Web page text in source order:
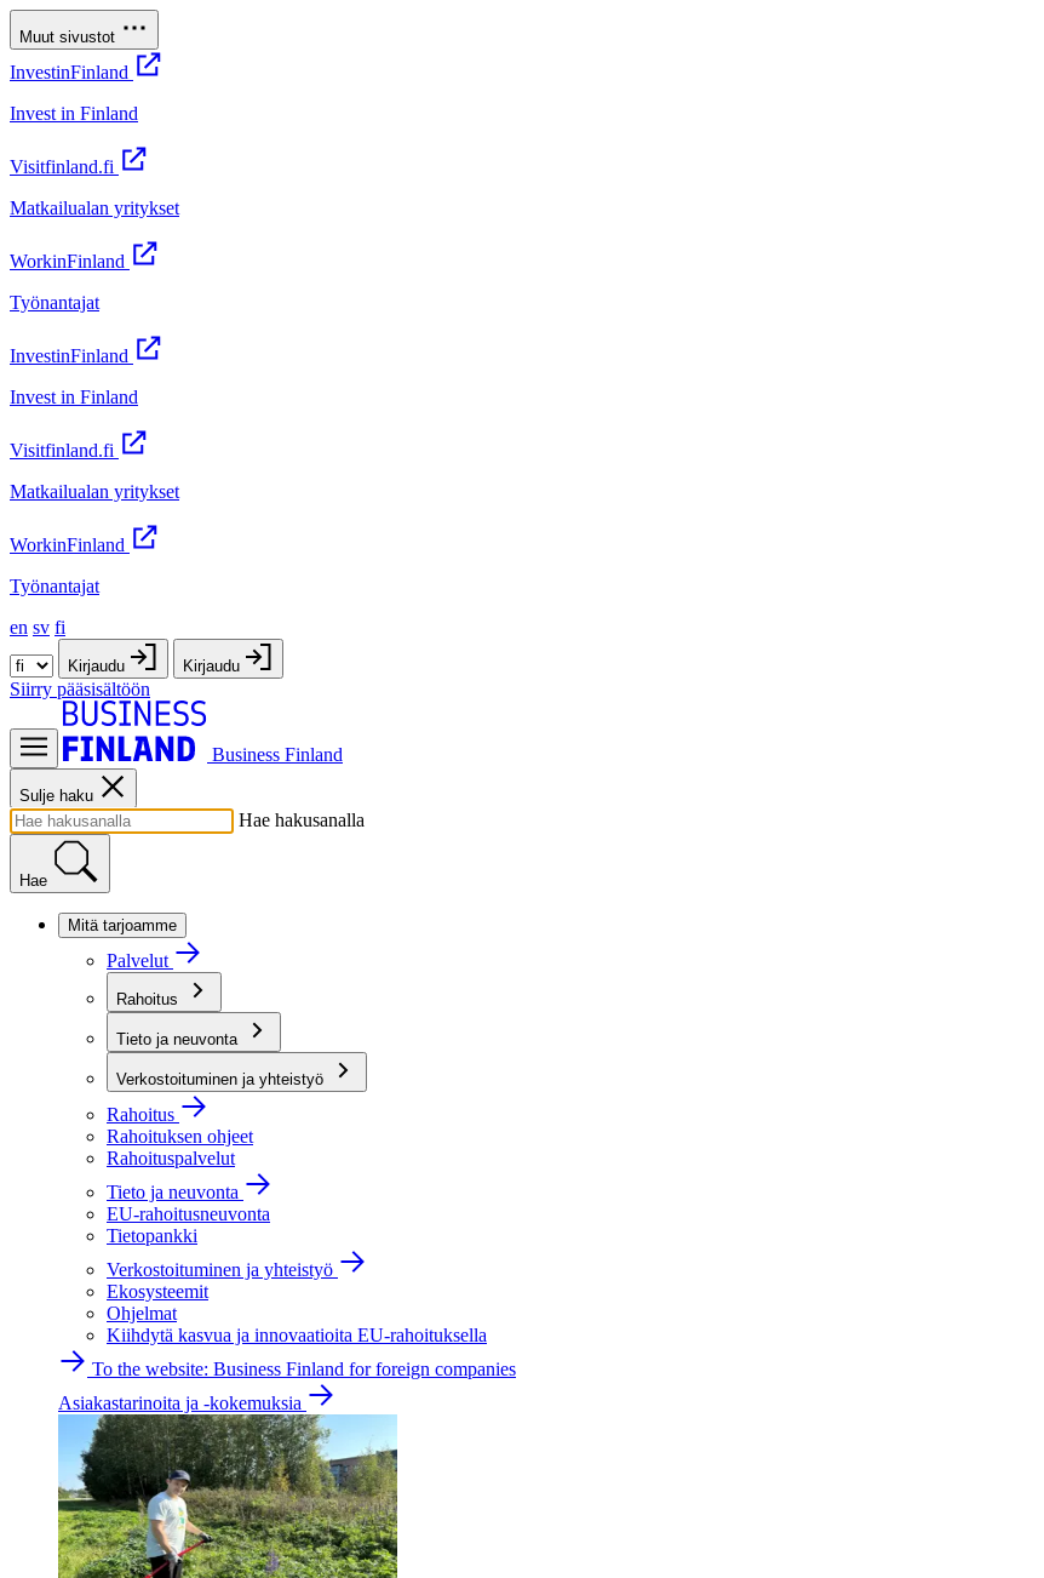
Muut sivustot
InvestinFinland
Invest in Finland
Visitfinland.fi
Matkailualan yritykset
WorkinFinland
Työnantajat
InvestinFinland
Invest in Finland
Visitfinland.fi
Matkailualan yritykset
WorkinFinland
Työnantajat
en sv fi
Kirjaudu Kirjaudu
Siirry pääsisältöön
Business Finland
Sulje haku
Hae hakusanalla
Hae
Mitä tarjoamme
Palvelut
Rahoitus
Tieto ja neuvonta
Verkostoituminen ja yhteistyö
Rahoitus
Rahoituksen ohjeet
Rahoituspalvelut
Tieto ja neuvonta
EU-rahoitusneuvonta
Tietopankki
Verkostoituminen ja yhteistyö
Ekosysteemit
Ohjelmat
Kiihdytä kasvua ja innovaatioita EU-rahoituksella
To the website: Business Finland for foreign companies
Asiakastarinoita ja -kokemuksia